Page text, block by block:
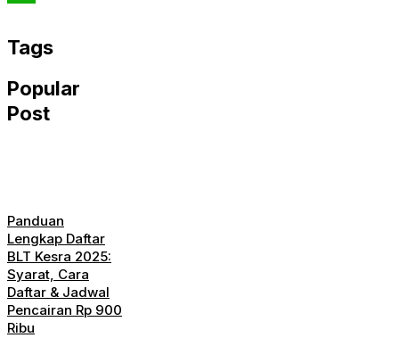
Tags
Popular
Post
Panduan
Lengkap Daftar
BLT Kesra 2025:
Syarat, Cara
Daftar & Jadwal
Pencairan Rp 900
Ribu